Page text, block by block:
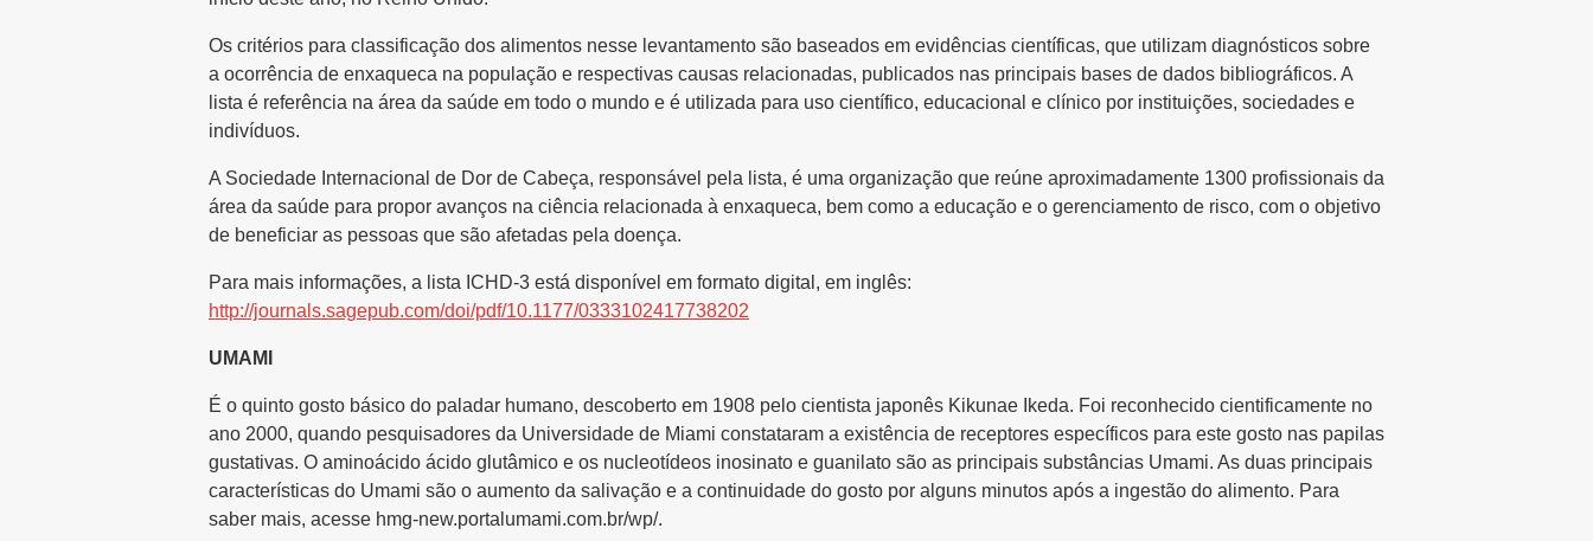
Os critérios para classificação dos alimentos nesse levantamento são baseados em evidências científicas, que utilizam diagnósticos sobre
a ocorrência de enxaqueca na população e respectivas causas relacionadas, publicados nas principais bases de dados bibliográficos. A
lista é referência na área da saúde em todo o mundo e é utilizada para uso científico, educacional e clínico por instituições, sociedades e
indivíduos.
A Sociedade Internacional de Dor de Cabeça, responsável pela lista, é uma organização que reúne aproximadamente 1300 profissionais da
área da saúde para propor avanços na ciência relacionada à enxaqueca, bem como a educação e o gerenciamento de risco, com o objetivo
de beneficiar as pessoas que são afetadas pela doença.
Para mais informações, a lista ICHD-3 está disponível em formato digital, em inglês:
http://journals.sagepub.com/doi/pdf/10.1177/0333102417738202
UMAMI
É o quinto gosto básico do paladar humano, descoberto em 1908 pelo cientista japonês Kikunae Ikeda. Foi reconhecido cientificamente no
ano 2000, quando pesquisadores da Universidade de Miami constataram a existência de receptores específicos para este gosto nas papilas
gustativas. O aminoácido ácido glutâmico e os nucleotídeos inosinato e guanilato são as principais substâncias Umami. As duas principais
características do Umami são o aumento da salivação e a continuidade do gosto por alguns minutos após a ingestão do alimento. Para
saber mais, acesse hmg-new.portalumami.com.br/wp/.